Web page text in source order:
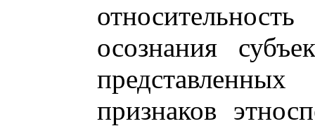
осознания
признаков